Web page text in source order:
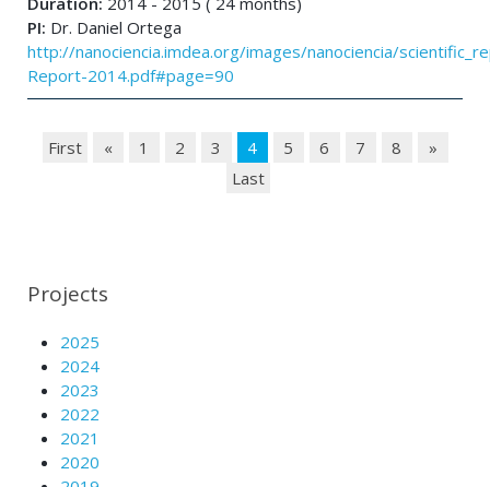
PI: Dr. Daniel Ortega
http://nanociencia.imdea.org/images/nanociencia/
Report-2014.pdf#page=90
First « 1 2 3 4 5 6 7 8
»
Last
Projects
2025
2024
2023
2022
2021
2020